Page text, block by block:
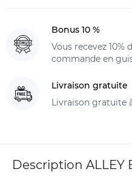
Bonus 10 %
Vous recevez
commande en
Livraison gratuite
Livraison gratuite
Description ALLEY